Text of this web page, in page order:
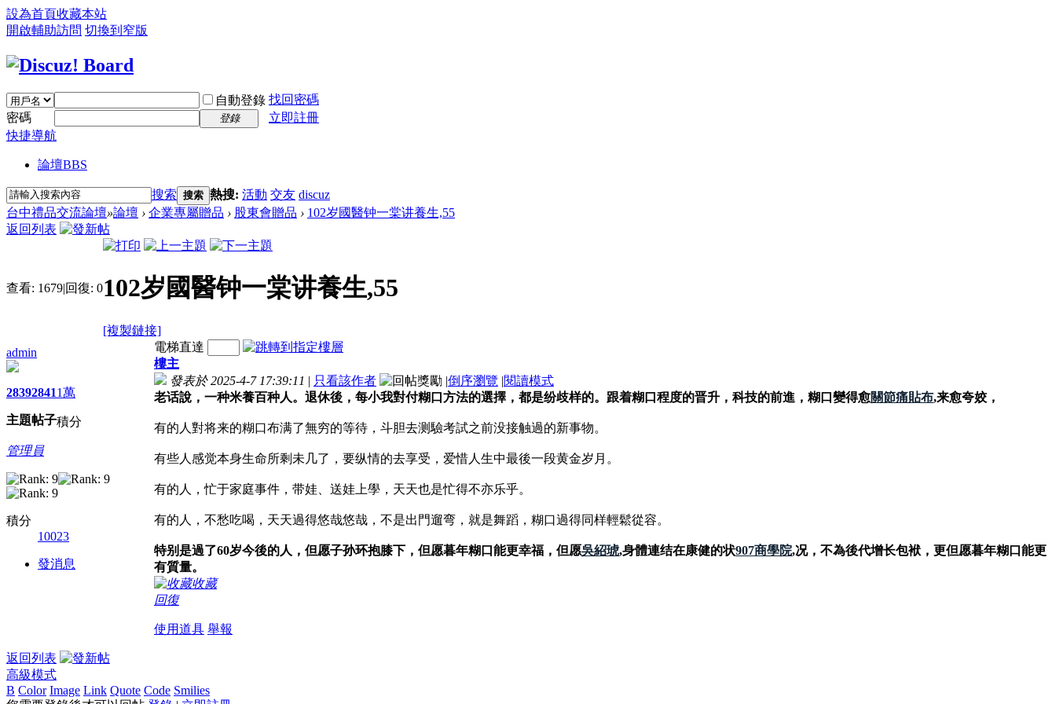
設為首頁收藏本站
開啟輔助訪問 切換到窄版
自動登錄 找回密碼
密碼
登錄
立即註冊
快捷導航
論壇BBS
搜索 搜索 熱搜: 活動 交友 discuz
台中禮品交流論壇»論壇 › 企業專屬贈品 › 股東會贈品 › 102岁國醫钟一棠讲養生,55
返回列表
查看: 1679|回復: 0102岁國醫钟一棠讲養生,55
[複製鏈接]
admin
2839
主題
2841
帖子
1萬
積分
管理員
積分
10023
發消息
電梯直達
樓主
發表於 2025-4-7 17:39:11 | 只看該作者 |倒序瀏覽 |閱讀模式
老话說，一种米養百种人。退休後，每小我對付糊口方法的選擇，都是纷歧样的。跟着糊口程度的晋升，科技的前進，糊口變得愈關節痛貼布,来愈夸姣，
有的人對将来的糊口布满了無穷的等待，斗胆去测驗考試之前没接触過的新事物。
有些人感觉本身生命所剩未几了，要纵情的去享受，爱惜人生中最後一段黄金岁月。
有的人，忙于家庭事件，带娃、送娃上學，天天也是忙得不亦乐乎。
有的人，不愁吃喝，天天過得悠哉悠哉，不是出門遛弯，就是舞蹈，糊口過得同样輕鬆從容。
特别是過了60岁今後的人，但愿子孙环抱膝下，但愿暮年糊口能更幸福，但愿吳紹琥,身體連结在康健的状907商學院,况，不為後代增长包袱，更但愿暮年糊口能更
有質量。
收藏
回復
使用道具 舉報
返回列表
高級模式
B Color Image Link Quote Code Smilies